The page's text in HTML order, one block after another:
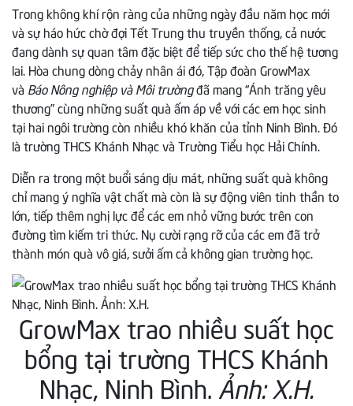
Trong không khí rộn ràng của những ngày đầu năm học mới
và sự háo hức chờ đợi Tết Trung thu truyền thống, cả nước
đang dành sự quan tâm đặc biệt để tiếp sức cho thế hệ tương
lai. Hòa chung dòng chảy nhân ái đó, Tập đoàn GrowMax
và Báo Nông nghiệp và Môi trườngđã mang “Ánh trăng yêu
thương” cùng những suất quà ấm áp về với các em học sinh
tại hai ngôi trường còn nhiều khó khăn của tỉnh Ninh Bình. Đó
là trường THCS Khánh Nhạc và Trường Tiểu học Hải Chính.
Diễn ra trong một buổi sáng dịu mát, những suất quà không
chỉ mang ý nghĩa vật chất mà còn là sự động viên tinh thần to
lớn, tiếp thêm nghị lực để các em nhỏ vững bước trên con
đường tìm kiếm tri thức. Nụ cười rạng rỡ của các em đã trở
thành món quà vô giá, sưởi ấm cả không gian trường học.
GrowMax trao nhiều suất học
bổng tại trường THCS Khánh
Nhạc, Ninh Bình. Ảnh: X.H.